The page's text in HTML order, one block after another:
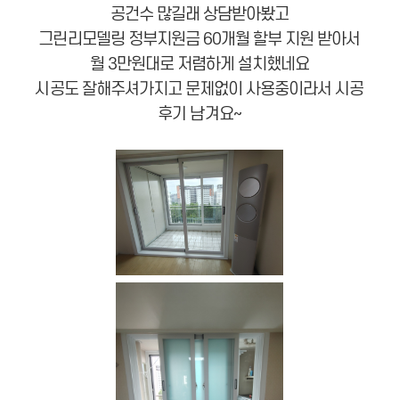
공건수 많길래 상담받아봤고
그린리모델링 정부지원금 60개월 할부 지원 받아서
월 3만원대로 저렴하게 설치했네요
시공도 잘해주셔가지고 문제없이 사용중이라서 시공
후기 남겨요~